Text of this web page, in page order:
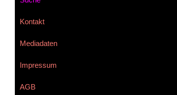
Kontakt
Mediadaten
Impressum
AGB